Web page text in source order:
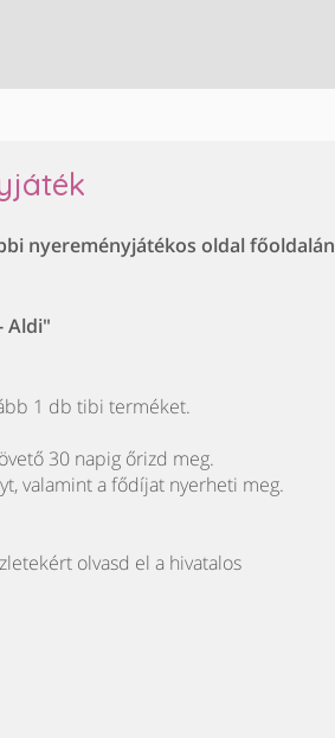
nyereményjátékos oldal főoldalán
Aldi"
1 db tibi terméket.
30 napig őrizd meg.
valamint a fődíjat nyerheti meg.
olvasd el a hivatalos